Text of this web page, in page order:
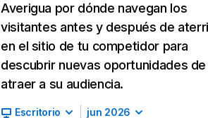
Averigua por dónde navegan los
visitantes antes y después de
en el sitio de tu competidor para
descubrir nuevas oportunidades de
atraer a su audiencia.
Escritorio jun 2026